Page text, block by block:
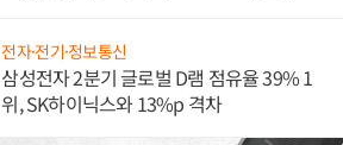
전자·전기·정보통신
삼성전자 2분기 글로벌 D램 점유율 39% 1
위, SK하이닉스와 13%p 격차